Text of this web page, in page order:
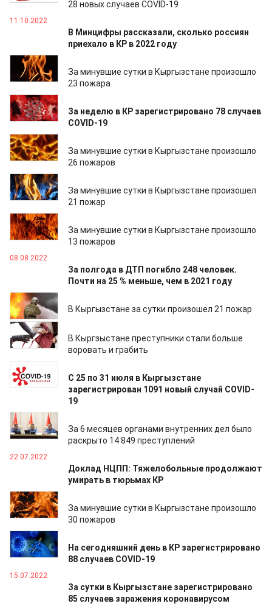
28 новых случаев COVID-19
11.10.2022
В Минцифры рассказали, сколько россиян
приехало в КР в 2022 году
29.09.2022
За минувшие сутки в Кыргызстане произошло
23 пожара
19.09.2022
За неделю в КР зарегистрировано 78 случаев
COVID-19
07.09.2022
За минувшие сутки в Кыргызстане произошло
26 пожаров
01.09.2022
За минувшие сутки в Кыргызстане произошел
21 пожар
12.08.2022
За минувшие сутки в Кыргызстане произошло
13 пожаров
08.08.2022
За полгода в ДТП погибло 248 человек.
Почти на 25 % меньше, чем в 2021 году
08.08.2022
В Кыргызстане за сутки произошел 21 пожар
07.08.2022
В Кыргзыстане преступники стали больше
воровать и грабить
01.08.2022
С 25 по 31 июля в Кыргызстане
зарегистрирован 1091 новый случай COVID-
19
31.07.2022
За 6 месяцев органами внутренних дел было
раскрыто 14 849 преступлений
22.07.2022
Доклад НЦПП: Тяжелобольные продолжают
умирать в тюрьмах КР
19.07.2022
За минувшие сутки в Кыргызстане произошло
30 пожаров
18.07.2022
На сегодняшний день в КР зарегистрировано
88 случаев COVID-19
15.07.2022
За сутки в Кыргызстане зарегистрировано
85 случаев заражения коронавирусом